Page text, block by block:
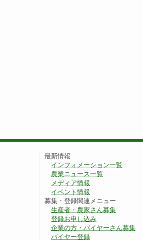
最新情報
インフォメーション一覧
農業ニュース一覧
メディア情報
イベント情報
募集・登録関連メニュー
生産者・農家さん募集
登録お申し込み
企業の方・バイヤーさん募集
バイヤー登録